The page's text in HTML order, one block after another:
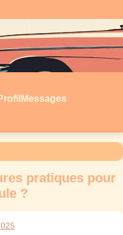
Messages
pratiques pour
?